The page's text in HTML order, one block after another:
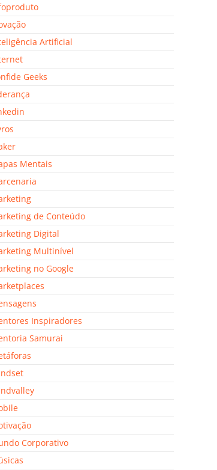
Artificial
Geeks
Mentais
de Conteúdo
Digital
Multinível
no Google
Inspiradores
Samurai
Corporativo